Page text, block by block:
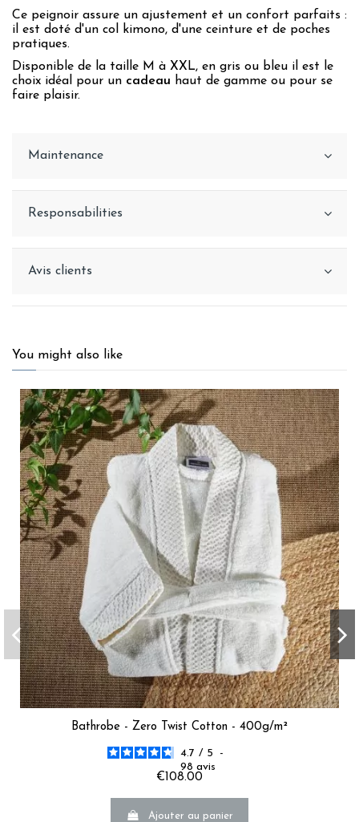
Ce peignoir assure un ajustement et un confort parfaits :
il est doté d'un col kimono, d'une ceinture et de poches
pratiques.
Disponible de la taille M à XXL, en gris ou bleu il est le
choix idéal pour un cadeau haut de gamme ou pour se
faire plaisir.
Maintenance
Responsabilities
Avis clients
You might also like
Bathrobe - Zero Twist Cotton - 400g/m²
4.7 / 5
-
98 avis
€108.00
Ajouter au panier